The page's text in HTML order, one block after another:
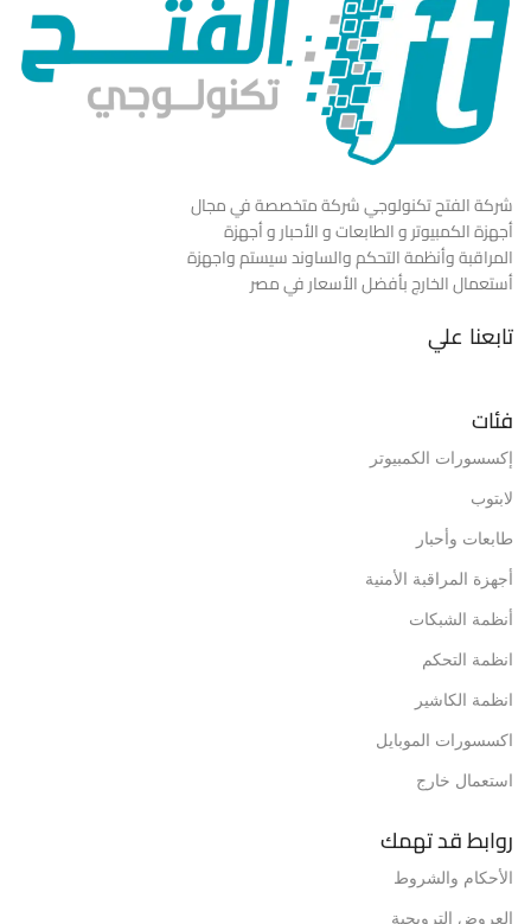
شركة الفتح تكنولوجي شركة متخصصة في مجال
أجهزة الكمبيوتر و الطابعات و الأحبار و أجهزة
المراقبة وأنظمة التحكم والساوند سيستم واجهزة
أستعمال الخارج بأفضل الأسعار في مصر
تابعنا علي
فئات
إكسسورات الكمبيوتر
لابتوب
طابعات وأحبار
أجهزة المراقبة الأمنية
أنظمة الشبكات
انظمة التحكم
انظمة الكاشير
اكسسورات الموبايل
استعمال خارج
روابط قد تهمك
الأحكام والشروط
العروض الترويجية